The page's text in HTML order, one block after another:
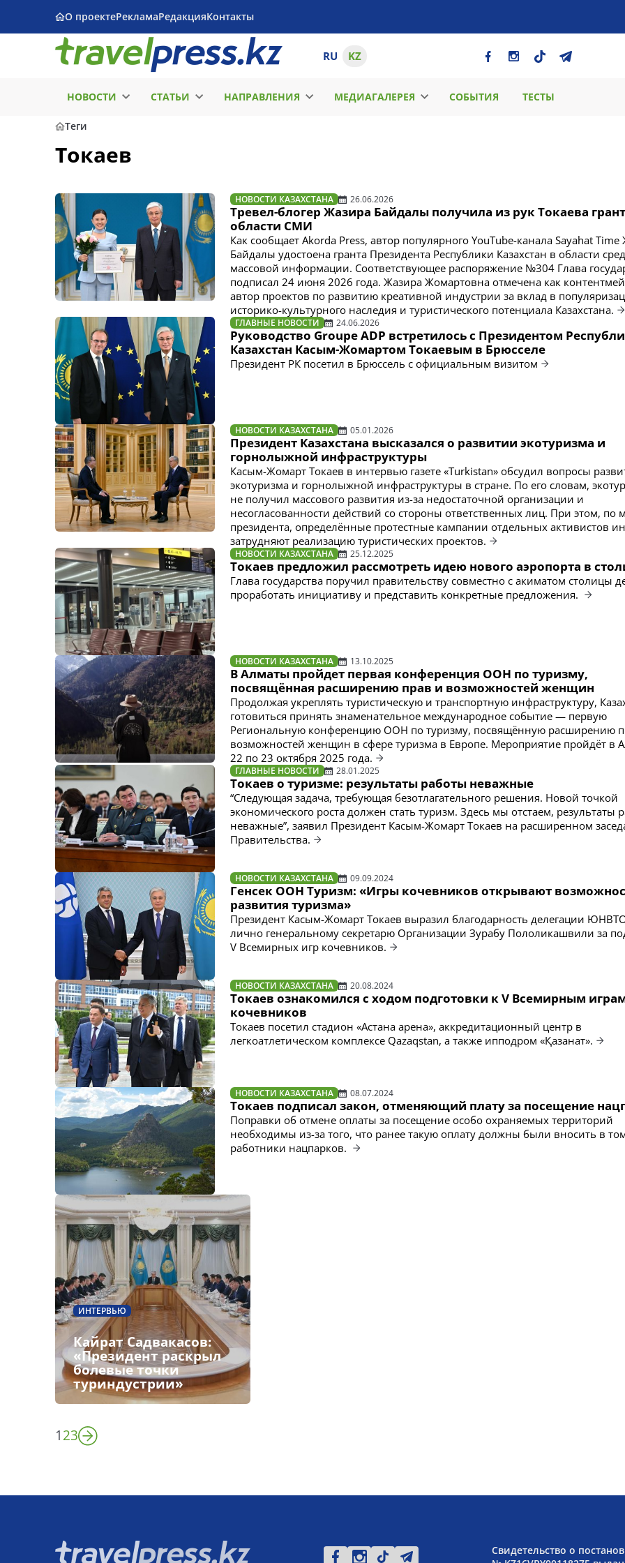
О проектеРекламаРедакцияКонтакты
RU KZ
НОВОСТИ СТАТЬИ НАПРАВЛЕНИЯ МЕДИАГАЛЕРЕЯ СОБЫТИЯ ТЕСТЫ
Теги
Токаев
НОВОСТИ КАЗАХСТАНА 26.06.2026
Тревел-блогер Жазира Байдалы получила из рук Токаева
области СМИ
Как сообщает Akorda Press, автор популярного YouTube-канала Sayahat
Байдалы удостоена гранта Президента Республики Казахстан в области
массовой информации. Соответствующее распоряжение №304 Глава
подписал 24 июня 2026 года. Жазира Жомартовна отмечена как
автор проектов по развитию креативной индустрии за вклад в
историко-культурного наследия и туристического потенциала Казахстана.
ГЛАВНЫЕ НОВОСТИ 24.06.2026
Руководство Groupe ADP встретилось с Президентом
Казахстан Касым-Жомартом Токаевым в Брюсселе
Президент РК посетил в Брюссель с официальным визитом
НОВОСТИ КАЗАХСТАНА 05.01.2026
Президент Казахстана высказался о развитии экотуризма и
горнолыжной инфраструктуры
Касым-Жомарт Токаев в интервью газете «Turkistan» обсудил вопросы
экотуризма и горнолыжной инфраструктуры в стране. По его словам,
не получил массового развития из-за недостаточной организации и
несогласованности действий со стороны ответственных лиц. При этом, по
президента, определённые протестные кампании отдельных активистов
затрудняют реализацию туристических проектов.
НОВОСТИ КАЗАХСТАНА 25.12.2025
Токаев предложил рассмотреть идею нового аэропорта в
Глава государства поручил правительству совместно с акиматом столицы
проработать инициативу и представить конкретные предложения.
НОВОСТИ КАЗАХСТАНА 13.10.2025
В Алматы пройдет первая конференция ООН по туризму,
посвящённая расширению прав и возможностей женщин
Продолжая укреплять туристическую и транспортную инфраструктуру,
готовиться принять знаменательное международное событие — первую
Региональную конференцию ООН по туризму, посвящённую расширению
возможностей женщин в сфере туризма в Европе. Мероприятие пройдёт в
22 по 23 октября 2025 года.
ГЛАВНЫЕ НОВОСТИ 28.01.2025
Токаев о туризме: результаты работы неважные
“Следующая задача, требующая безотлагательного решения. Новой точкой
экономического роста должен стать туризм. Здесь мы отстаем, результаты
неважные”, заявил Президент Касым-Жомарт Токаев на расширенном
Правительства.
НОВОСТИ КАЗАХСТАНА 09.09.2024
Генсек ООН Туризм: «Игры кочевников открывают
развития туризма»
Президент Касым-Жомарт Токаев выразил благодарность делегации
лично генеральному секретарю Организации Зурабу Пололикашвили за
V Всемирных игр кочевников.
НОВОСТИ КАЗАХСТАНА 20.08.2024
Токаев ознакомился с ходом подготовки к V Всемирным
кочевников
Токаев посетил стадион «Астана арена», аккредитационный центр в
легкоатлетическом комплексе Qazaqstan, а также ипподром «Қазанат».
НОВОСТИ КАЗАХСТАНА 08.07.2024
Токаев подписал закон, отменяющий плату за посещение
Поправки об отмене оплаты за посещение особо охраняемых территорий
необходимы из-за того, что ранее такую оплату должны были вносить в
работники нацпарков.
ИНТЕРВЬЮ
Кайрат Садвакасов:
«Президент раскрыл
болевые точки
туриндустрии»
123
Свидетельство о